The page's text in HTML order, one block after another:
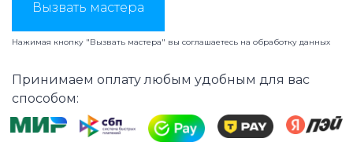
Вызвать мастера
Нажимая кнопку "Вызвать мастера" вы соглашаетесь на обработку данных
Принимаем оплату любым удобным для вас
способом: